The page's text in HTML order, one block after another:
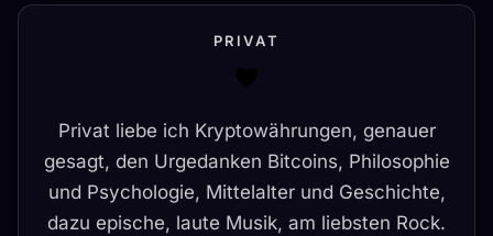
PRIVAT
Privat liebe ich Kryptowährungen, genauer
gesagt, den Urgedanken Bitcoins, Philosophie
und Psychologie, Mittelalter und Geschichte,
dazu epische, laute Musik, am liebsten Rock.